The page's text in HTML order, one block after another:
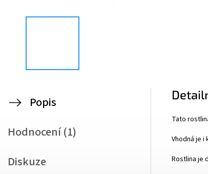
Popis
Hodnocení (1)
Diskuze
Tato
Vhodná je i
Rostlina je